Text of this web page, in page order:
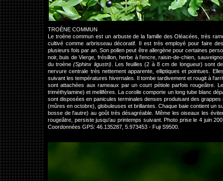
TROÈNE COMMUN
Le troène commun est un arbuste de la famille des Oléacées, très
cultivé comme arbrisseau décoratif. Il est très employé pour faire
plusieurs fois par an. Son pollen peut être allergène pour certaines
noir, buis de Vierge, frésillon, herbe à l'encre, raisin-de-chien,
du troène(Sphinx ligustri) . Les feuilles (2 à 8 cm de longueur) sont
nervure centrale très nettement apparente, elliptiques et pointues.
suivant les températures hivernales. Il tombe tardivement et rougit à
sont attachées aux rameaux par un court pétiole parfois rougeâtre.
triméthylamine) et mellifères. La corolle comporte un long tube blanc
sont disposées en panicules terminales denses produisant des
(mûres en octobre), globuleuses et brillantes. Chaque baie contient un
bosse de l'autre) au goût très désagréable. Même les oiseaux les
rougeâtre, persiste jusqu'au printemps suivant. Photo prise le 4 juin
Coordonnées GPS: 46.135287, 5.973453 - Fuji S9500.